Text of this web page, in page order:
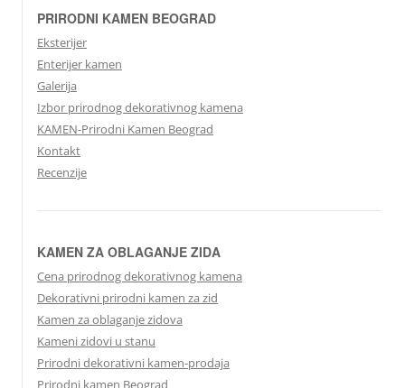
PRIRODNI KAMEN BEOGRAD
Eksterijer
Enterijer kamen
Galerija
Izbor prirodnog dekorativnog kamena
KAMEN-Prirodni Kamen Beograd
Kontakt
Recenzije
KAMEN ZA OBLAGANJE ZIDA
Cena prirodnog dekorativnog kamena
Dekorativni prirodni kamen za zid
Kamen za oblaganje zidova
Kameni zidovi u stanu
Prirodni dekorativni kamen-prodaja
Prirodni kamen Beograd